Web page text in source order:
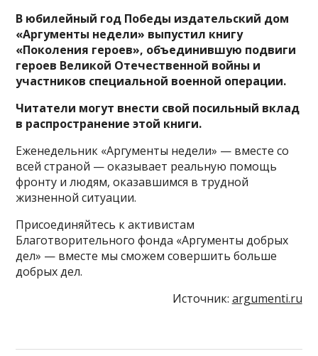
В юбилейный год Победы издательский дом
«Аргументы недели» выпустил книгу
«Поколения героев», объединившую подвиги
героев Великой Отечественной войны и
участников специальной военной операции.
Читатели могут внести свой посильный вклад
в распространение этой книги.
Еженедельник «Аргументы недели» — вместе со
всей страной — оказывает реальную помощь
фронту и людям, оказавшимся в трудной
жизненной ситуации.
Присоединяйтесь к активистам
Благотворительного фонда «Аргументы добрых
дел» — вместе мы сможем совершить больше
добрых дел.
Источник: argumenti.ru